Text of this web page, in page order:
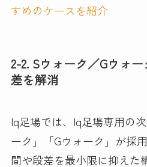
すめのケースを紹介
2-2. Sウォーク／Gウォ
差を解消
Iq足場では、Iq足場専用の
ーク」「Gウォーク」が採
間や段差を最小限に抑えた